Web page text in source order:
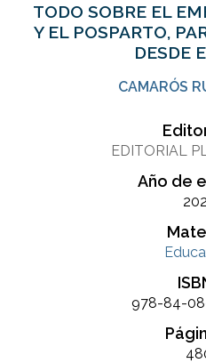
TODO SOBRE EL
Y EL POSPARTO,
DESDE
CAMARÓS
EDITORIAL
Año de
978-84-